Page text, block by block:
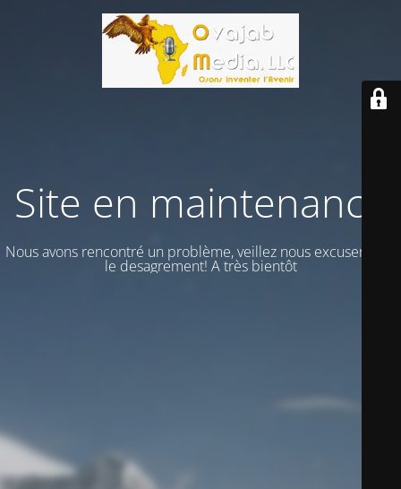
Site en maintenance
Nous avons rencontré un problème, veillez nous excuser vour
le desagrement! A très bientôt